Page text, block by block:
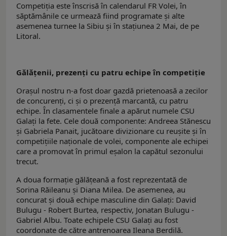
Competiția este înscrisă în calendarul FR Volei, în
săptămânile ce urmează fiind programate și alte
asemenea turnee la Sibiu și în stațiunea 2 Mai, de pe
Litoral.
Gălățenii, prezenți cu patru echipe în competiție
Orașul nostru n-a fost doar gazdă prietenoasă a zecilor
de concurenți, ci și o prezență marcantă, cu patru
echipe. În clasamentele finale a apărut numele CSU
Galați la fete. Cele două componente: Andreea Stănescu
și Gabriela Panait, jucătoare divizionare cu reușite și în
competițiile naționale de volei, componente ale echipei
care a promovat în primul eșalon la capătul sezonului
trecut.
A doua formație gălățeană a fost reprezentată de
Sorina Răileanu și Diana Milea. De asemenea, au
concurat și două echipe masculine din Galați: David
Bulugu - Robert Burtea, respectiv, Jonatan Bulugu -
Gabriel Albu. Toate echipele CSU Galați au fost
coordonate de către antrenoarea Ileana Berdilă.